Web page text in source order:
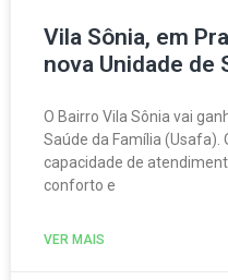
Vila Sônia, em
nova Unidade de
O Bairro Vila Sônia vai
Saúde da Família
capacidade de
conforto e
VER MAIS